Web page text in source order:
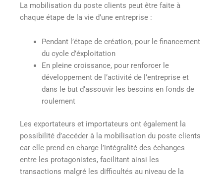
La mobilisation du poste clients peut être faite à
chaque étape de la vie d’une entreprise :
Pendant l’étape de création, pour le financement
du cycle d’éxploitation
En pleine croissance, pour renforcer le
développement de l’activité de l’entreprise et
dans le but d’assouvir les besoins en fonds de
roulement
Les exportateurs et importateurs ont également la
possibilité d’accéder à la mobilisation du poste clients
car elle prend en charge l’intégralité des échanges
entre les protagonistes, facilitant ainsi les
transactions malgré les difficultés au niveau de la